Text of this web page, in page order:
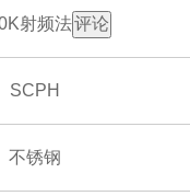
射频法评论
SCPH
不锈钢